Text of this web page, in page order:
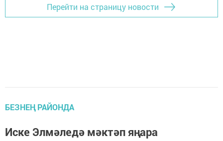
Перейти на страницу новости
БЕЗНЕҢ РАЙОНДА
Иске Элмәледә мәктәп яңара